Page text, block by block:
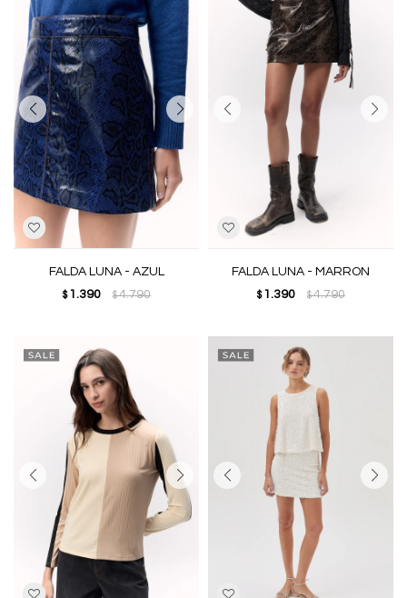
FALDA LUNA - AZUL
$ 1.390 $4.790
FALDA LUNA - MARRON
$ 1.390 $4.790